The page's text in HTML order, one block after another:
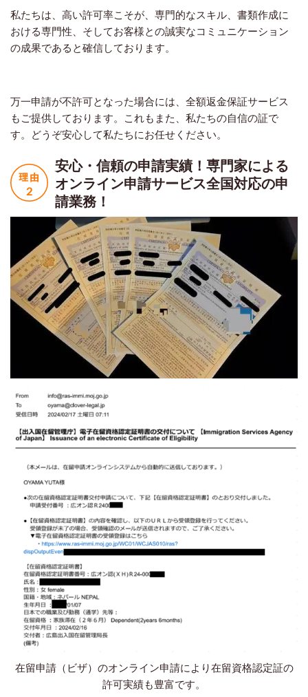
私たちは、高い許可率こそが、専門的なスキル、書類作成に
おける専門性、そしてお客様との誠実なコミュニケーション
の成果であると確信しております。
万一申請が不許可となった場合には、全額返金保証サービス
もご提供しております。これもまた、私たちの自信の証で
す。どうぞ安心して私たちにお任せください。
安心・信頼の申請実績！ 専門家による
オンライン申請サービス全国対応の申
請業務！
在留申請（ビザ）のオンライン申請により在留資格認定証の
許可実績も豊富です。